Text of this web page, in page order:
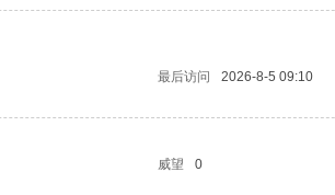
最后访问 2026-8-5 09:10
威望 0